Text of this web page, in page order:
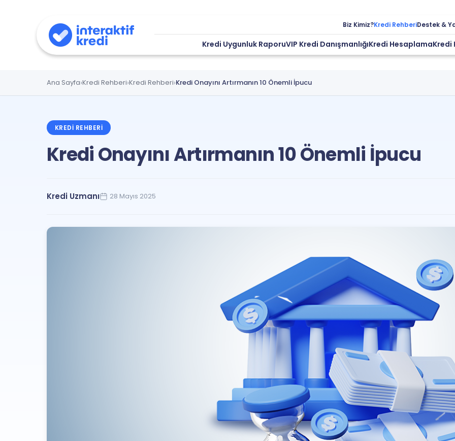
Biz Kimiz?Kredi RehberiDestek &
Kredi Uygunluk RaporuVIP Kredi DanışmanlığıKredi HesaplamaKredi
Ana Sayfa Kredi Rehberi Kredi Rehberi Kredi Onayını Artırmanın 10 Önemli İpucu
KREDI REHBERI
Kredi Onayını Artırmanın 10 Önemli İpucu
Kredi Uzmanı 28 Mayıs 2025